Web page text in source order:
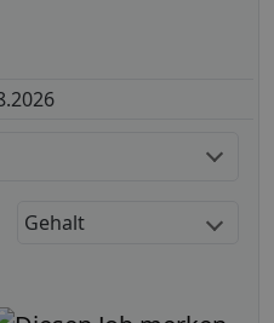
Gehalt